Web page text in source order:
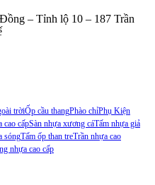
– Tỉnh lộ 10 – 187 Trần
trờiỐp cầu thangPhào chỉPhụ Kiện
cao cấpSàn nhựa xương cáTấm nhựa giả
sóngTấm ốp than treTrần nhựa cao
nhựa cao cấp